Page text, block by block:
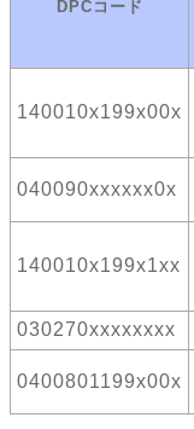
DPCコード
140010x199x00x
040090xxxxxx0x
140010x199x1xx
030270xxxxxxxx
0400801199x00x